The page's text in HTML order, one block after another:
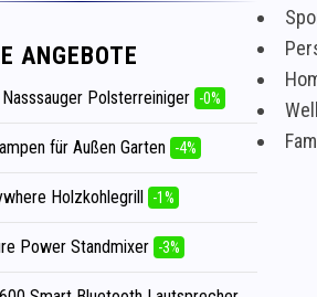
ANGEBOTE
Nasssauger Polsterreiniger -0%
für Außen Garten -4%
Holzkohlegrill -1%
Power Standmixer -3%